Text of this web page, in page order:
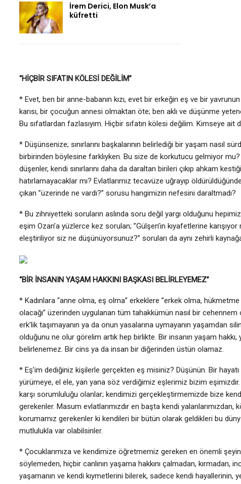
İrem Derici, Elon Musk’a
küfretti
“HİÇBİR SIFATIN KÖLESİ DEĞİLİM”
* Evet, ben bir anne-babanın kızı, evet bir erkeğin eş ve bir yavrunun
karısı, bir çocuğun annesi olmaktan öte; ben aklı ve düşünme
Bu sıfatlardan fazlasıyım. Hiçbir sıfatın kölesi değilim. Kimseye
* Düşünsenize; sınırlarını başkalarının belirlediği bir yaşam nasıl
birbirinden böylesine farklıyken. Bu size de korkutucu gelmiyor mu?
düşenler, kendi sınırlarını daha da daraltan birileri çıkıp ahkam
hatırlamayacaklar mı? Evlatlarımız tecavüze uğrayıp
çıkan ”üzerinde ne vardı?” sorusu hangimizin nefesini daraltmadı?
* Bu zihniyetteki soruların aslında soru değil yargı olduğunu
eşim Ozan’a yüzlerce kez sorulan; ”Gülşen’in kıyafetlerine
eleştiriliyor siz ne düşünüyorsunuz?” soruları da aynı zehirli
“BİR İNSANIN YAŞAM HAKKINI BAŞKASI BELİRLEYEMEZ”
* Kadınlara “anne olma, eş olma” erkeklere ”erkek olma,
olacağı” üzerinden uygulanan tüm tahakkümün nasıl bir
erk’lik taşımayanın ya da onun yasalarına uymayanın yaşamdan
olduğunu ne olur görelim artık hep birlikte. Bir insanın yaşam
belirlenemez. Bir cins ya da insan bir diğerinden üstün olamaz.
* Eş’im dediğiniz kişilerle gerçekten eş misiniz? Düşünün. Bir
yürümeye, el ele, yan yana söz verdiğimiz eşlerimiz bizim eşimizdir.
karşı sorumluluğu olanlar; kendimizi gerçekleştirmemizde bize
gerekenler. Masum evlatlarımızdır en başta kendi
korumamız gerekenler ki kendileri bir bütün olarak geldikleri bu
mutlulukla var olabilsinler.
* Çocuklarımıza ve kendimize öğretmemiz gereken en önemli
söylemeden, hiçbir canlının yaşama hakkını çalmadan, kırmadan,
yaşamanın ve kendi kıymetlerini bilerek, sadece kendi hayallerinin,